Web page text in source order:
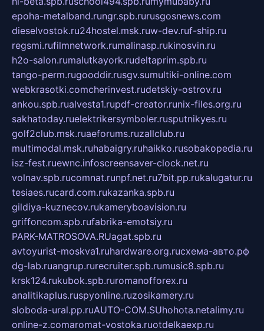
epoha-metalband.rungr.spb.rurusgosnews.com
dieselvostok.ru24hostel.msk.ruw-dev.ruf-ship.ru
regsmi.rufilmnetwork.rumalinasp.rukinosvin.ru
h2o-salon.rumalutkayork.rudeltaprim.spb.ru
tango-perm.rugooddir.rusgv.sumultiki-online.com
webkrasotki.comcherinvest.rudetskiy-ostrov.ru
ankou.spb.rualvesta1.rupdf-creator.runix-files.org.ru
sakhatoday.ruelektrikersymboler.rusputnikyes.ru
golf2club.msk.ruaeforums.ruzallclub.ru
multimodal.msk.ruhabaigry.ruhaikko.rusobakopedia.ru
isz-fest.ruewnc.infoscreensaver-clock.net.ru
volnav.spb.rucomnat.runpf.net.ru7bit.pp.rukalugatur.ru
tesiaes.rucard.com.rukazanka.spb.ru
gildiya-kuznecov.rukameryboavision.ru
griffoncom.spb.rufabrika-emotsiy.ru
PARK-MATROSOVA.RUagat.spb.ru
avtoyurist-moskva1.ruhardware.org.ruсхема-авто.рф
dg-lab.ruangrup.rurecruiter.spb.rumusic8.spb.ru
krsk124.rukubok.spb.ruromanofforex.ru
analitikaplus.ruspyonline.ruzosikamery.ru
sloboda-ural.pp.ruAUTO-COM.SUhohota.netalimy.ru
online-z.comaromat-vostoka.ruotdelkaexp.ru